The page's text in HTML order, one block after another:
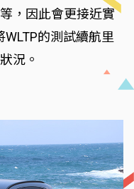
，因此會更接近實
的測試續航里
況。